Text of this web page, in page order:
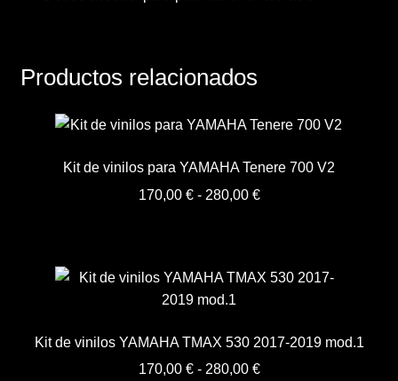
Productos relacionados
Kit de vinilos para YAMAHA Tenere 700 V2
170,00 € - 280,00 €Rango
170,00 €
Kit de vinilos YAMAHA TMAX 530 2017-2019 mod.1
170,00 € - 280,00 €Rango